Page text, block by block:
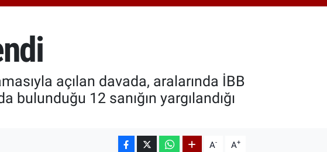
açılan davada, aralarında İBB
bulunduğu 12 sanığın yargılandığı
A- A+